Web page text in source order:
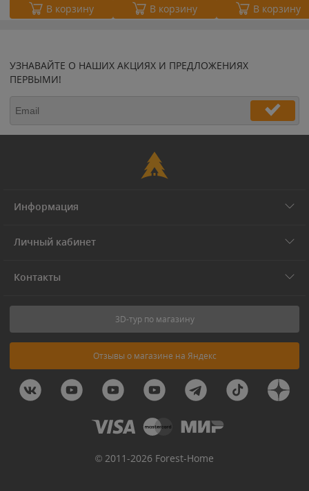
В корзину В корзину В корзину
УЗНАВАЙТЕ О НАШИХ АКЦИЯХ И ПРЕДЛОЖЕНИЯХ
ПЕРВЫМИ!
Информация
Личный кабинет
Контакты
3D-тур по магазину
Отзывы о магазине на Яндекс
© 2011-2026 Forest-Home